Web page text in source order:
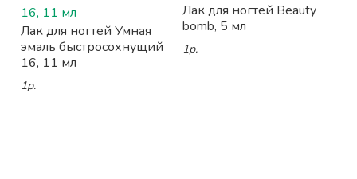
Лак для ногтей Умная
эмаль быстросохнущий
16, 11 мл
1р.
Лак для ногтей Beauty
bomb, 5 мл
1р.